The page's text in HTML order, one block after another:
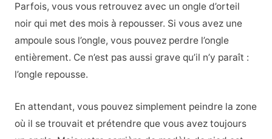
Parfois, vous vous retrouvez avec un ongle d’orteil
noir qui met des mois à repousser. Si vous avez une
ampoule sous l’ongle, vous pouvez perdre l’ongle
entièrement. Ce n’est pas aussi grave qu’il n’y paraît :
l’ongle repousse.
En attendant, vous pouvez simplement peindre la zone
où il se trouvait et prétendre que vous avez toujours